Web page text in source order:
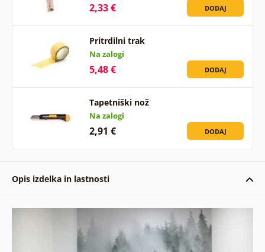
2,33 € DODAJ
Pritrdilni trak
Na zalogi
5,48 € DODAJ
Tapetniški nož
Na zalogi
2,91 € DODAJ
Opis izdelka in lastnosti